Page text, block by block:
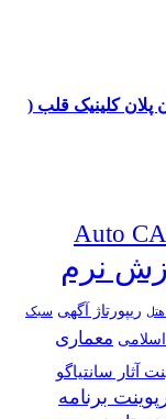
پلان کلینیک قلب (
نرم
ریپورتاژ آگهی سبک
معماری
آثار سانتیاگو
برنامه